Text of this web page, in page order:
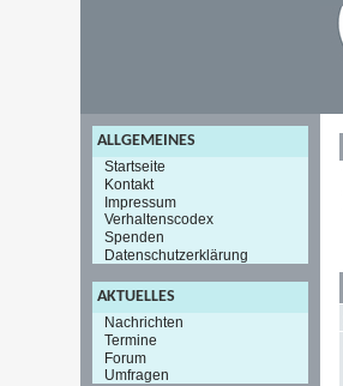
ALLGEMEINES
Startseite
Kontakt
Impressum
Verhaltenscodex
Spenden
Datenschutzerklärung
AKTUELLES
Nachrichten
Termine
Forum
Umfragen